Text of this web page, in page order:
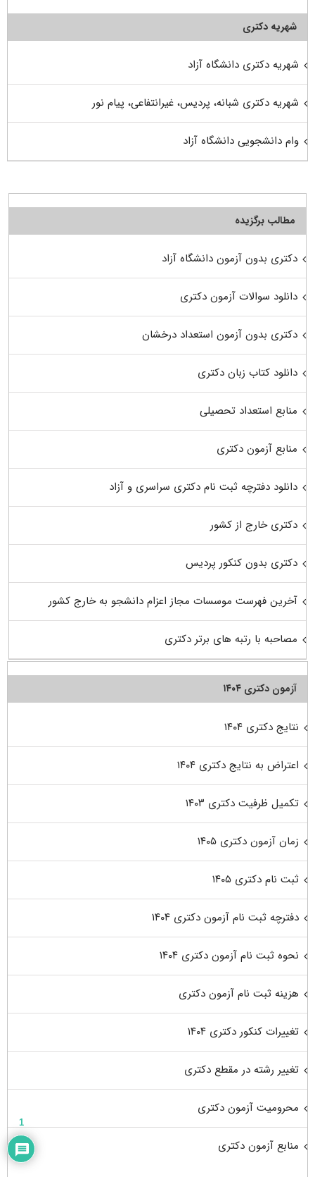
شهریه دکتری
شهریه دکتری دانشگاه آزاد
شهریه دکتری شبانه، پردیس، غیرانتفاعی، پیام نور
وام دانشجویی دانشگاه آزاد
مطالب برگزیده
دکتری بدون آزمون دانشگاه آزاد
دانلود سوالات آزمون دکتری
دکتری بدون آزمون استعداد درخشان
دانلود کتاب زبان دکتری
منابع استعداد تحصیلی
منابع آزمون دکتری
دانلود دفترچه ثبت نام دکتری سراسری و آزاد
دکتری خارج از کشور
دکتری بدون کنکور پردیس
آخرین فهرست موسسات مجاز اعزام دانشجو به خارج کشور
مصاحبه با رتبه های برتر دکتری
آزمون دکتری ۱۴۰۴
نتایج دکتری ۱۴۰۴
اعتراض به نتایج دکتری ۱۴۰۴
تکمیل ظرفیت دکتری ۱۴۰۳
زمان آزمون دکتری ۱۴۰۵
ثبت نام دکتری ۱۴۰۵
دفترچه ثبت نام آزمون دکتری ۱۴۰۴
نحوه ثبت نام آزمون دکتری ۱۴۰۴
هزینه ثبت نام آزمون دکتری
تغییرات کنکور دکتری ۱۴۰۴
تغییر رشته در مقطع دکتری
محرومیت آزمون دکتری
منابع آزمون دکتری
1